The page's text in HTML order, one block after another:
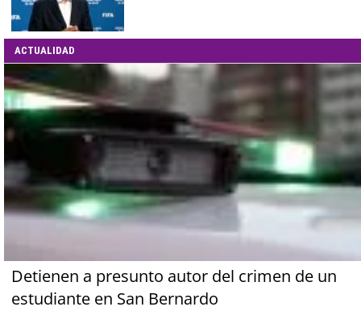
ACTUALIDAD
Detienen a presunto autor del crimen de un
estudiante en San Bernardo